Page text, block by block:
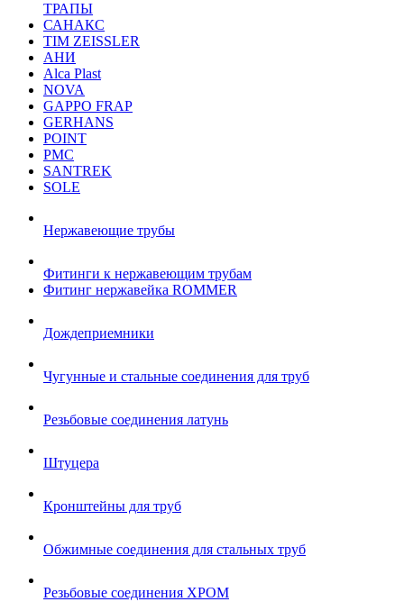
ТРАПЫ
САНАКС
TIM ZEISSLER
АНИ
Alca Plast
NOVA
GAPPO FRAP
GERHANS
POINT
РМС
SANTREK
SOLE
Нержавеющие трубы
Фитинги к нержавеющим трубам
Фитинг нержавейка ROMMER
Дождеприемники
Чугунные и стальные соединения для труб
Резьбовые соединения латунь
Штуцера
Кронштейны для труб
Обжимные соединения для стальных труб
Резьбовые соединения ХРОМ